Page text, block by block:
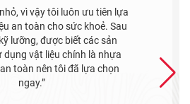
bị thu hút bởi các mẫu hoa văn của tấm
hoạ tiết của chúng rất độc đáo. Rất
với kiểu kiến trúc ngôi nhà của tôi. Tôi
đánh giá cao sự chuyên nghiệp và tận
tình của nhân viên tư vấn tại đây.”